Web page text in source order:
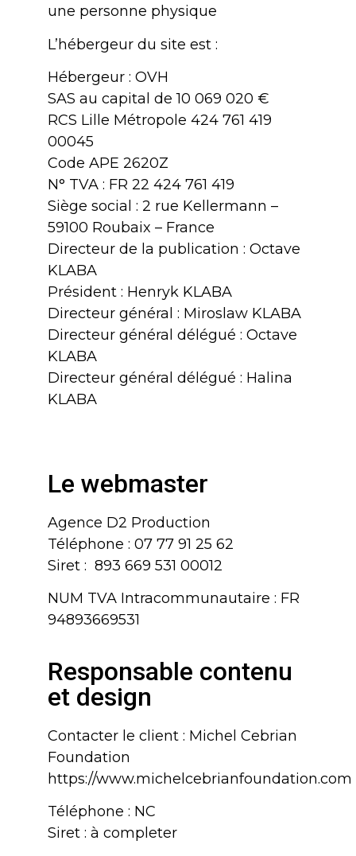
une personne physique
L’hébergeur du site est :
Hébergeur : OVH
SAS au capital de 10 069 020 €
RCS Lille Métropole 424 761 419
00045
Code APE 2620Z
N° TVA : FR 22 424 761 419
Siège social : 2 rue Kellermann –
59100 Roubaix – France
Directeur de la publication : Octave
KLABA
Président : Henryk KLABA
Directeur général : Miroslaw KLABA
Directeur général délégué : Octave
KLABA
Directeur général délégué : Halina
KLABA
Le webmaster
Agence D2 Production
Téléphone : 07 77 91 25 62
Siret : 893 669 531 00012
NUM TVA Intracommunautaire : FR
94893669531
Responsable contenu
et design
Contacter le client : Michel Cebrian
Foundation
https://www.michelcebrianfoundation.com
Téléphone : NC
Siret : à completer